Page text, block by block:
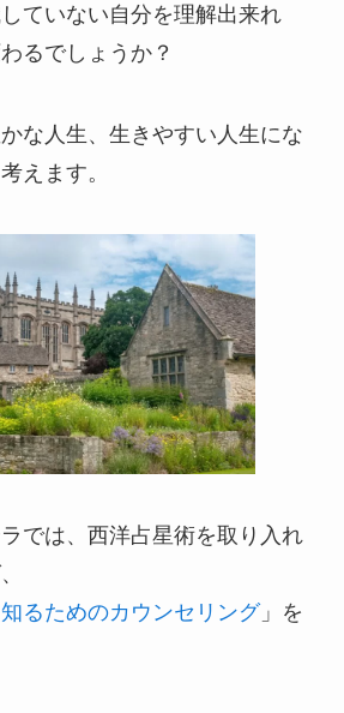
ていない自分を理解出来れ
るでしょうか？
な人生、生きやすい人生にな
えます。
では、西洋占星術を取り入れ
るためのカウンセリング」を